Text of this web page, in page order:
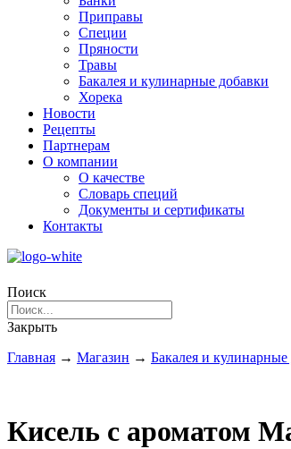
Приправы
Специи
Пряности
Травы
Бакалея и кулинарные добавки
Хорека
Новости
Рецепты
Партнерам
О компании
О качестве
Словарь специй
Документы и сертификаты
Контакты
Поиск
Закрыть
Главная → Магазин → Бакалея и кулинарные
Кисель с ароматом